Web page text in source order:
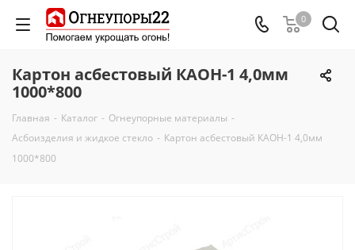
0
Картон асбестовый КАОН-1 4,0мм
1000*800
Главная - Каталог - Огнеупорные материалы -
Асбоизделия и жидкое стекло - Картон асбестовый КАОН-1 4,0мм
1000*800